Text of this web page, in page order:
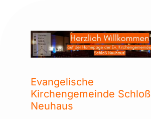
Evangelische
Kirchengemeinde Schloß
Neuhaus